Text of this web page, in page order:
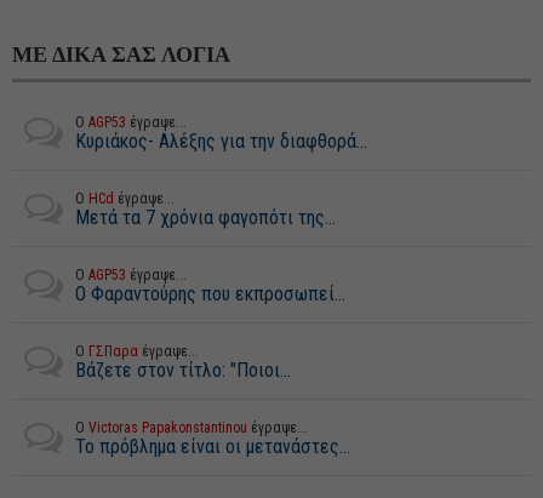
ΜΕ ΔΙΚΑ ΣΑΣ ΛΟΓΙΑ
Ο AGP53 έγραψε...
Κυριάκος- Αλέξης για την διαφθορά...
Ο HCd έγραψε...
Μετά τα 7 χρόνια φαγοπότι της...
Ο AGP53 έγραψε...
Ο Φαραντούρης που εκπροσωπεί...
Ο ΓΣΠαρα έγραψε...
Βάζετε στον τίτλο: "Ποιοι...
Ο Victoras Papakonstantinou έγραψε...
Το πρόβλημα είναι οι μετανάστες...